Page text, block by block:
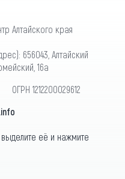
Алтайского края
656043, Алтайский
16а
1212200029612
выделите её и нажмите